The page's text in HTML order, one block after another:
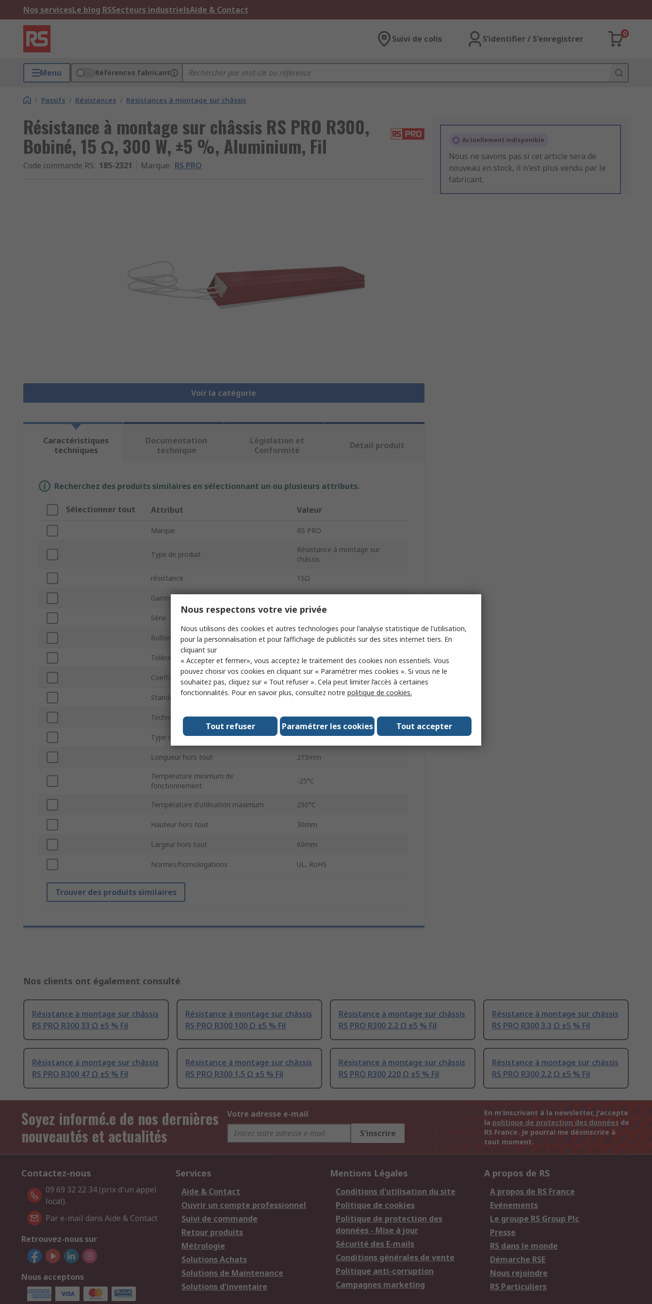
Nos servicesLe blog RSSecteurs industrielsAide & Contact
Suivi de colis S’identifier / S'enregistrer
0
Menu Références fabricant
/ Passifs / Résistances / Résistances à montage sur châssis
Résistance à montage sur châssis RS PRO R300,
Bobiné, 15 Ω, 300 W, ±5 %, Aluminium, Fil
Code commande RS: 185-2321 Marque: RS PRO
Voir la catégorie
Actuellement indisponible
Nous ne savons pas si cet article sera de
nouveau en stock, il n'est plus vendu par le
fabricant.
Caractéristiques
techniques
Documentation
technique
Législation et
Conformité
Détail produit
Recherchez des produits similaires en sélectionnant un ou plusieurs attributs.
Sélectionner tout Attribut Valeur
Marque RS PRO
Type de produit
Résistance à montage sur
châssis
résistance 15Ω
Gamme de puissance
Série
Boîtier Aluminium
Tolérance ±5 %
Coefficient de température +200 ppm/°C
Standard automobile Non
Technologie Bobiné
Type de terminaison Fil
Longueur hors tout 215mm
Température minimum de
fonctionnement
-25°C
Température d'utilisation maximum 250°C
Hauteur hors tout 30mm
Largeur hors tout 60mm
Normes/homologations UL, RoHS
Trouver des produits similaires
Nos clients ont également consulté
Résistance à montage sur châssis
RS PRO R300 33 Ω ±5 % Fil
Résistance à montage sur châssis
RS PRO R300 100 Ω ±5 % Fil
Résistance à montage sur châssis
RS PRO R300 2.2 Ω ±5 % Fil
Résistance à montage sur châssis
RS PRO R300 3.3 Ω ±5 % Fil
Résistance à montage sur châssis
RS PRO R300 47 Ω ±5 % Fil
Résistance à montage sur châssis
RS PRO R300 1.5 Ω ±5 % Fil
Résistance à montage sur châssis
RS PRO R300 220 Ω ±5 % Fil
Résistance à montage sur châssis
RS PRO R300 2.2 Ω ±5 % Fil
Soyez informé.e de nos dernières
nouveautés et actualités
Votre adresse e-mail
S'inscrire
En m'inscrivant à la newsletter, j'accepte
la politique de protection des données de
RS France. Je pourrai me désinscrire à
tout moment.
Contactez-nous
09 69 32 22 34 (prix d'un appel
local).
Par e-mail dans Aide & Contact
Retrouvez-nous sur
Nous acceptons
Services
Aide & Contact
Ouvrir un compte professionnel
Suivi de commande
Retour produits
Métrologie
Solutions Achats
Solutions de Maintenance
Solutions d'inventaire
Mentions Légales
Conditions d'utilisation du site
Politique de cookies
Politique de protection des
données - Mise à jour
Sécurité des E-mails
Conditions générales de vente
Politique anti-corruption
Campagnes marketing
A propos de RS
A propos de RS France
Evénements
Le groupe RS Group Plc
Presse
RS dans le monde
Démarche RSE
Nous rejoindre
RS Particuliers
Nous respectons votre vie privée
Nous utilisons des cookies et autres technologies pour l'analyse statistique de l'utilisation,
pour la personnalisation et pour l’affichage de publicités sur des sites internet tiers. En
cliquant sur
« Accepter et fermer», vous acceptez le traitement des cookies non essentiels. Vous
pouvez choisir vos cookies en cliquant sur « Paramétrer mes cookies ». Si vous ne le
souhaitez pas, cliquez sur « Tout refuser ». Cela peut limiter l’accès à certaines
fonctionnalités. Pour en savoir plus, consultez notre politique de cookies.
Tout accepter
Paramétrer les cookies
Tout refuser